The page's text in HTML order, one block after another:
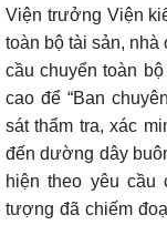
Viện trưởng Viện
toàn bộ tài sản,
cầu chuyển toàn
cao để “Ban
sát thẩm tra, xác
đến dường dây
hiện theo yêu
tượng đã chiếm